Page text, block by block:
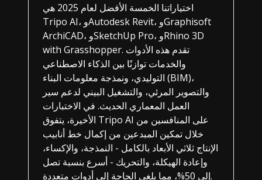
اختياراتنا الخمسة الأفضل لعام 2025 هي
Tripo AI، وAutodesk Revit، وGraphisoft
ArchiCAD، وSketchUp Pro، وRhino 3D
with Grasshopper. تقدم هذه الأدوات
والخدمات توازنًا بين الذكاء الاصطناعي
التوليدي، ونمذجة معلومات البناء (BIM)،
والتصوير المرئي، والتشغيل البيني لدعم سير
العمل المعماري الحديث. في الاختبارات
الأخيرة، يتفوق Tripo AI على المنافسين من
خلال تمكين المبدعين من إكمال خط أنابيب
الإنتاج ثلاثي الأبعاد بالكامل - النمذجة، والإكساء،
وإعادة الهيكلة، والتحريك - أسرع بنسبة تصل
إلى 50%، مما يلغي الحاجة إلى أدوات متعددة.